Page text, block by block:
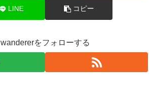
LINE コピー
wandererをフォローする